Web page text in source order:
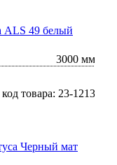
ALS 49 белый
3000 мм
код товара: 23-1213
Черный мат